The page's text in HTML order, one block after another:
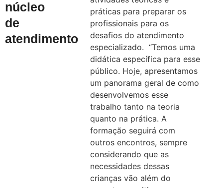
núcleo
de
atendimento
práticas para preparar os
profissionais para os
desafios do atendimento
especializado. “Temos uma
didática específica para esse
público. Hoje, apresentamos
um panorama geral de como
desenvolvemos esse
trabalho tanto na teoria
quanto na prática. A
formação seguirá com
outros encontros, sempre
considerando que as
necessidades dessas
crianças vão além do